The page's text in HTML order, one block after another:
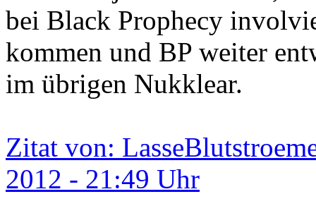
bei Black Prophecy
kommen und BP weiter
im übrigen Nukklear.
Zitat von:
2012 - 21:49 Uhr